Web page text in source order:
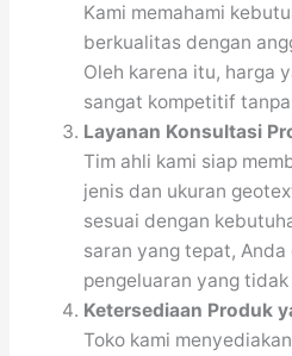
Kami memahami
berkualitas dengan
Oleh karena itu, harga
sangat kompetitif
Layanan Konsultasi
Tim ahli kami siap
jenis dan ukuran
sesuai dengan
saran yang tepat,
pengeluaran yang tidak
Ketersediaan Produk
Toko kami